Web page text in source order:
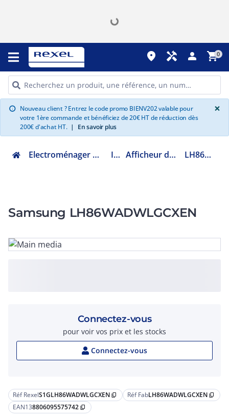
place handyman person shopping_cart0
info Nouveau client ? Entrez le code promo BIENV202 valable pour
votre 1ère commande et bénéficiez de 20€ HT de réduction dès
200€ d'achat HT. | En savoir plus
×
Electroménager multimédia et informatique Image Afficheur dynamique et TV Pro LH86WADWLGCXEN
Samsung LH86WADWLGCXEN
Réf RexelS1GLH86WADWLGCXEN content_copy Réf FabLH86WADWLGCXEN content_copy
EAN138806095575742 content_copy
Connectez-vous
pour voir vos prix et les stocks
Connectez-vous